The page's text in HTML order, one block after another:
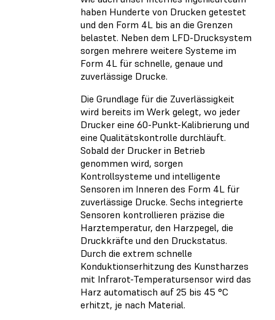
haben Hunderte von Drucken getestet
und den Form 4L bis an die Grenzen
belastet. Neben dem LFD-Drucksystem
sorgen mehrere weitere Systeme im
Form 4L für schnelle, genaue und
zuverlässige Drucke.
Die Grundlage für die Zuverlässigkeit
wird bereits im Werk gelegt, wo jeder
Drucker eine 60-Punkt-Kalibrierung und
eine Qualitätskontrolle durchläuft.
Sobald der Drucker in Betrieb
genommen wird, sorgen
Kontrollsysteme und intelligente
Sensoren im Inneren des Form 4L für
zuverlässige Drucke. Sechs integrierte
Sensoren kontrollieren präzise die
Harztemperatur, den Harzpegel, die
Druckkräfte und den Druckstatus.
Durch die extrem schnelle
Konduktionserhitzung des Kunstharzes
mit Infrarot-Temperatursensor wird das
Harz automatisch auf 25 bis 45 °C
erhitzt, je nach Material.